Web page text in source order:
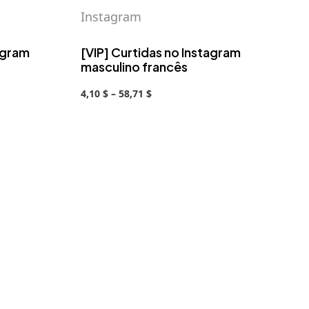
Instagram
[VIP] Curtidas no Instagram
masculino francês
4,10 $ – 58,71 $